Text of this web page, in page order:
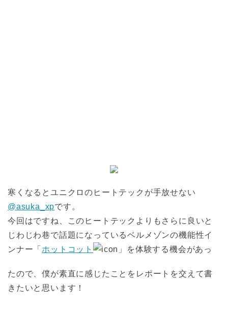
寒くなるとユニクロのヒートテックが手放せない
@asuka_xpです。
今回はですね、このヒートテックよりもさらに良いと
じわじわ巷で話題になっているベルメゾンの機能性イ
ンナー「ホットコット 」を体験する機会があっ
たので、僕が素直に感じたことをレポートを交えて書
きたいと思います！